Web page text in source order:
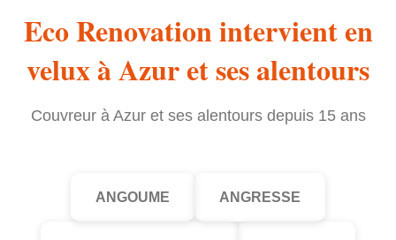
Eco Renovation intervient en
velux à Azur et ses alentours
Couvreur à Azur et ses alentours depuis 15 ans
ANGOUME ANGRESSE